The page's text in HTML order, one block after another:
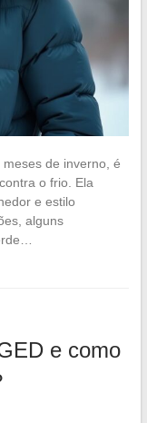
de inverno, é
o frio. Ela
e estilo
alguns
e como